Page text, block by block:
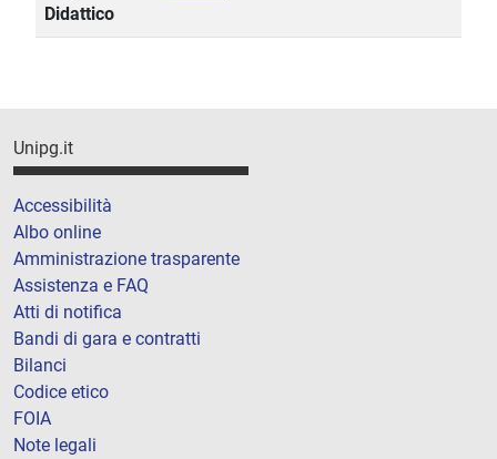
Didattico
Unipg.it
Accessibilità
Albo online
Amministrazione trasparente
Assistenza e FAQ
Atti di notifica
Bandi di gara e contratti
Bilanci
Codice etico
FOIA
Note legali